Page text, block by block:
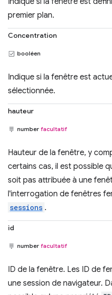
premier plan.
Concentration
booléen
Indique si la fenêtre est
sélectionnée.
hauteur
number facultatif
Hauteur de la fenêtre, y
certains cas, il est possible
soit pas attribuée à une
l'interrogation de fenêtres
sessions .
id
number facultatif
ID de la fenêtre. Les ID de
une session de navigateur.